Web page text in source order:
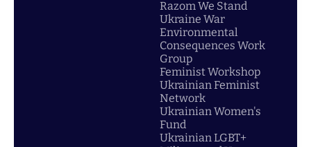
Razom We Stand
Ukraine War
Environmental
Consequences Work
Group
Feminist Workshop
Ukrainian Feminist
Network
Ukrainian Women's
Fund
Ukrainian LGBT+